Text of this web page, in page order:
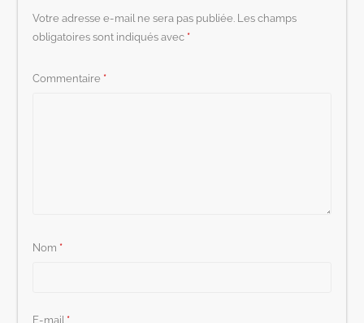
Votre adresse e-mail ne sera pas publiée. Les champs
obligatoires sont indiqués avec *
Commentaire *
Nom *
E-mail *